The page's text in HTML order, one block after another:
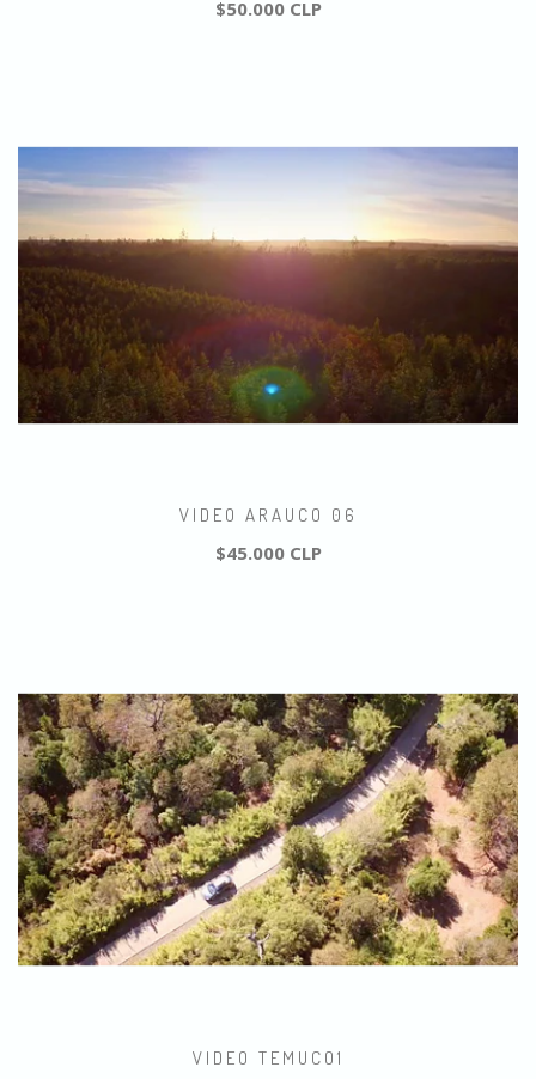
$50.000 CLP
VIDEO ARAUCO 06
$45.000 CLP
VIDEO TEMUCO1